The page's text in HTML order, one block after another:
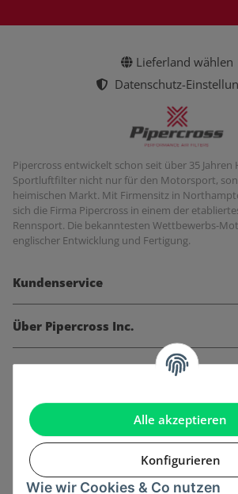
Alle akzeptieren
Konfigurieren
Wie wir Cookies & Co nutzen
Lieferland wählen
Datenschutz-
Pipercross entwickelt schon seit über 35 Jahren
Sportluftfilter nicht nur für den Motorsport,
heimischen Markt. Mit Firmensitz in
sich die Firma Pipercross in einem der
Rennsport. Die bekanntesten Wettbewerbs-
englischer Entwicklung und Fertigung.
Kundenservice
Über Pipercross Inc.
Informationen
Gesetzliche Informationen